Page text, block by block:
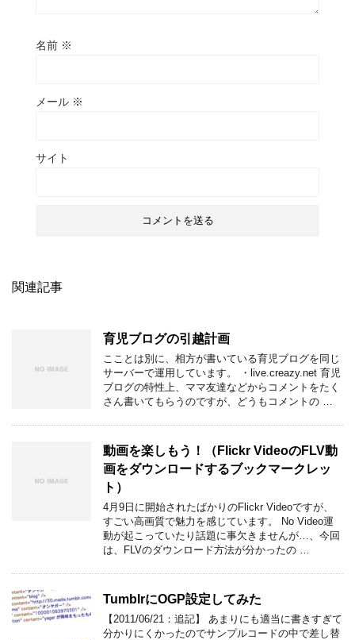
名前 ※
メール ※
サイト
関連記事
育児ブログの引越計画
こことは別に、相方が書いている育児ブログを同じ
サーバーで運用しています。 ・live.creazy.net 育児
ブログの特性上、ママ友達などからコメントをたく
さん書いてもらうのですが、どうもコメントの …
動画を楽しもう！（Flickr VideoのFLV動
画をダウンロードするブックマークレッ
ト）
4月9日に開始されたばかりのFlickr Videoですが、
すごい高画質で魅力を感じています。 No Video運
動が起こっていたり話題に事欠きませんが…、今回
は、FLVのダウンロード方法が分かったの …
TumblrにOGP設定してみた
【2011/06/21：追記】 あまりにも適当に書きすぎて
分かりにくかったのでサンプルコードの中で差し替